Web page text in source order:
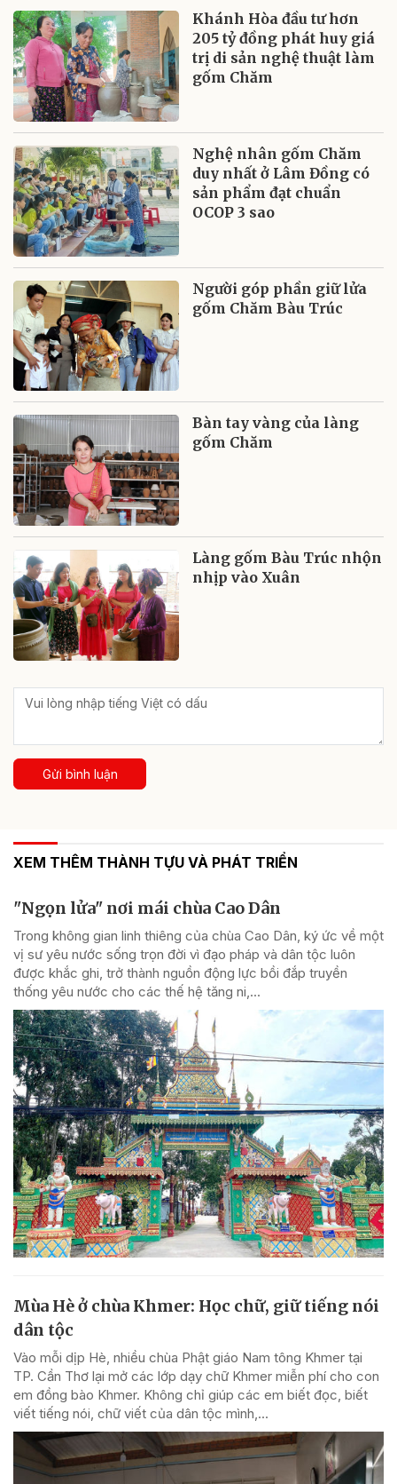
Khánh Hòa đầu tư hơn
205 tỷ đồng phát huy giá
trị di sản nghệ thuật làm
gốm Chăm
Nghệ nhân gốm Chăm
duy nhất ở Lâm Đồng có
sản phẩm đạt chuẩn
OCOP 3 sao
Người góp phần giữ lửa
gốm Chăm Bàu Trúc
Bàn tay vàng của làng
gốm Chăm
Làng gốm Bàu Trúc nhộn
nhịp vào Xuân
Gửi bình luận
XEM THÊM THÀNH TỰU VÀ PHÁT TRIỂN
"Ngọn lửa" nơi mái chùa Cao Dân
Trong không gian linh thiêng của chùa Cao Dân, ký ức về một
vị sư yêu nước sống trọn đời vì đạo pháp và dân tộc luôn
được khắc ghi, trở thành nguồn động lực bồi đắp truyền
thống yêu nước cho các thế hệ tăng ni,...
Mùa Hè ở chùa Khmer: Học chữ, giữ tiếng nói
dân tộc
Vào mỗi dịp Hè, nhiều chùa Phật giáo Nam tông Khmer tại
TP. Cần Thơ lại mở các lớp dạy chữ Khmer miễn phí cho con
em đồng bào Khmer. Không chỉ giúp các em biết đọc, biết
viết tiếng nói, chữ viết của dân tộc mình,...